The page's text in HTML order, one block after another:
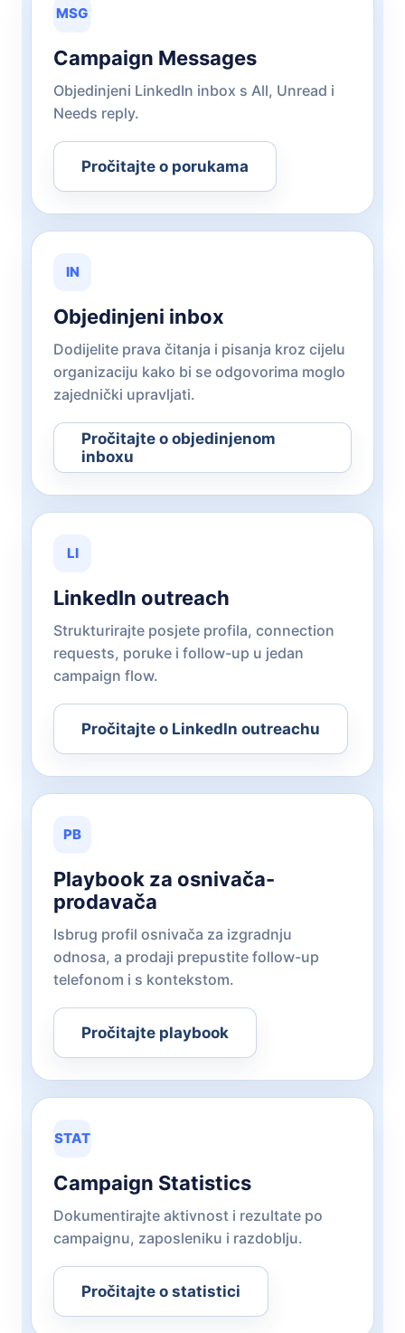
MSG
Campaign Messages
Objedinjeni LinkedIn inbox s All, Unread i
Needs reply.
Pročitajte o porukama
IN
Objedinjeni inbox
Dodijelite prava čitanja i pisanja kroz cijelu
organizaciju kako bi se odgovorima moglo
zajednički upravljati.
Pročitajte o objedinjenom
inboxu
LI
LinkedIn outreach
Strukturirajte posjete profila, connection
requests, poruke i follow-up u jedan
campaign flow.
Pročitajte o LinkedIn outreachu
PB
Playbook za osnivača-
prodavača
Isbrug profil osnivača za izgradnju
odnosa, a prodaji prepustite follow-up
telefonom i s kontekstom.
Pročitajte playbook
STAT
Campaign Statistics
Dokumentirajte aktivnost i rezultate po
campaignu, zaposleniku i razdoblju.
Pročitajte o statistici